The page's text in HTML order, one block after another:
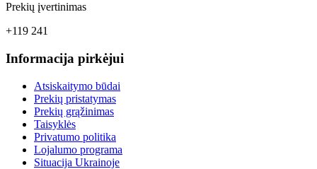
Prekių įvertinimas
+119 241
Informacija pirkėjui
Atsiskaitymo būdai
Prekių pristatymas
Prekių grąžinimas
Taisyklės
Privatumo politika
Lojalumo programa
Situacija Ukrainoje